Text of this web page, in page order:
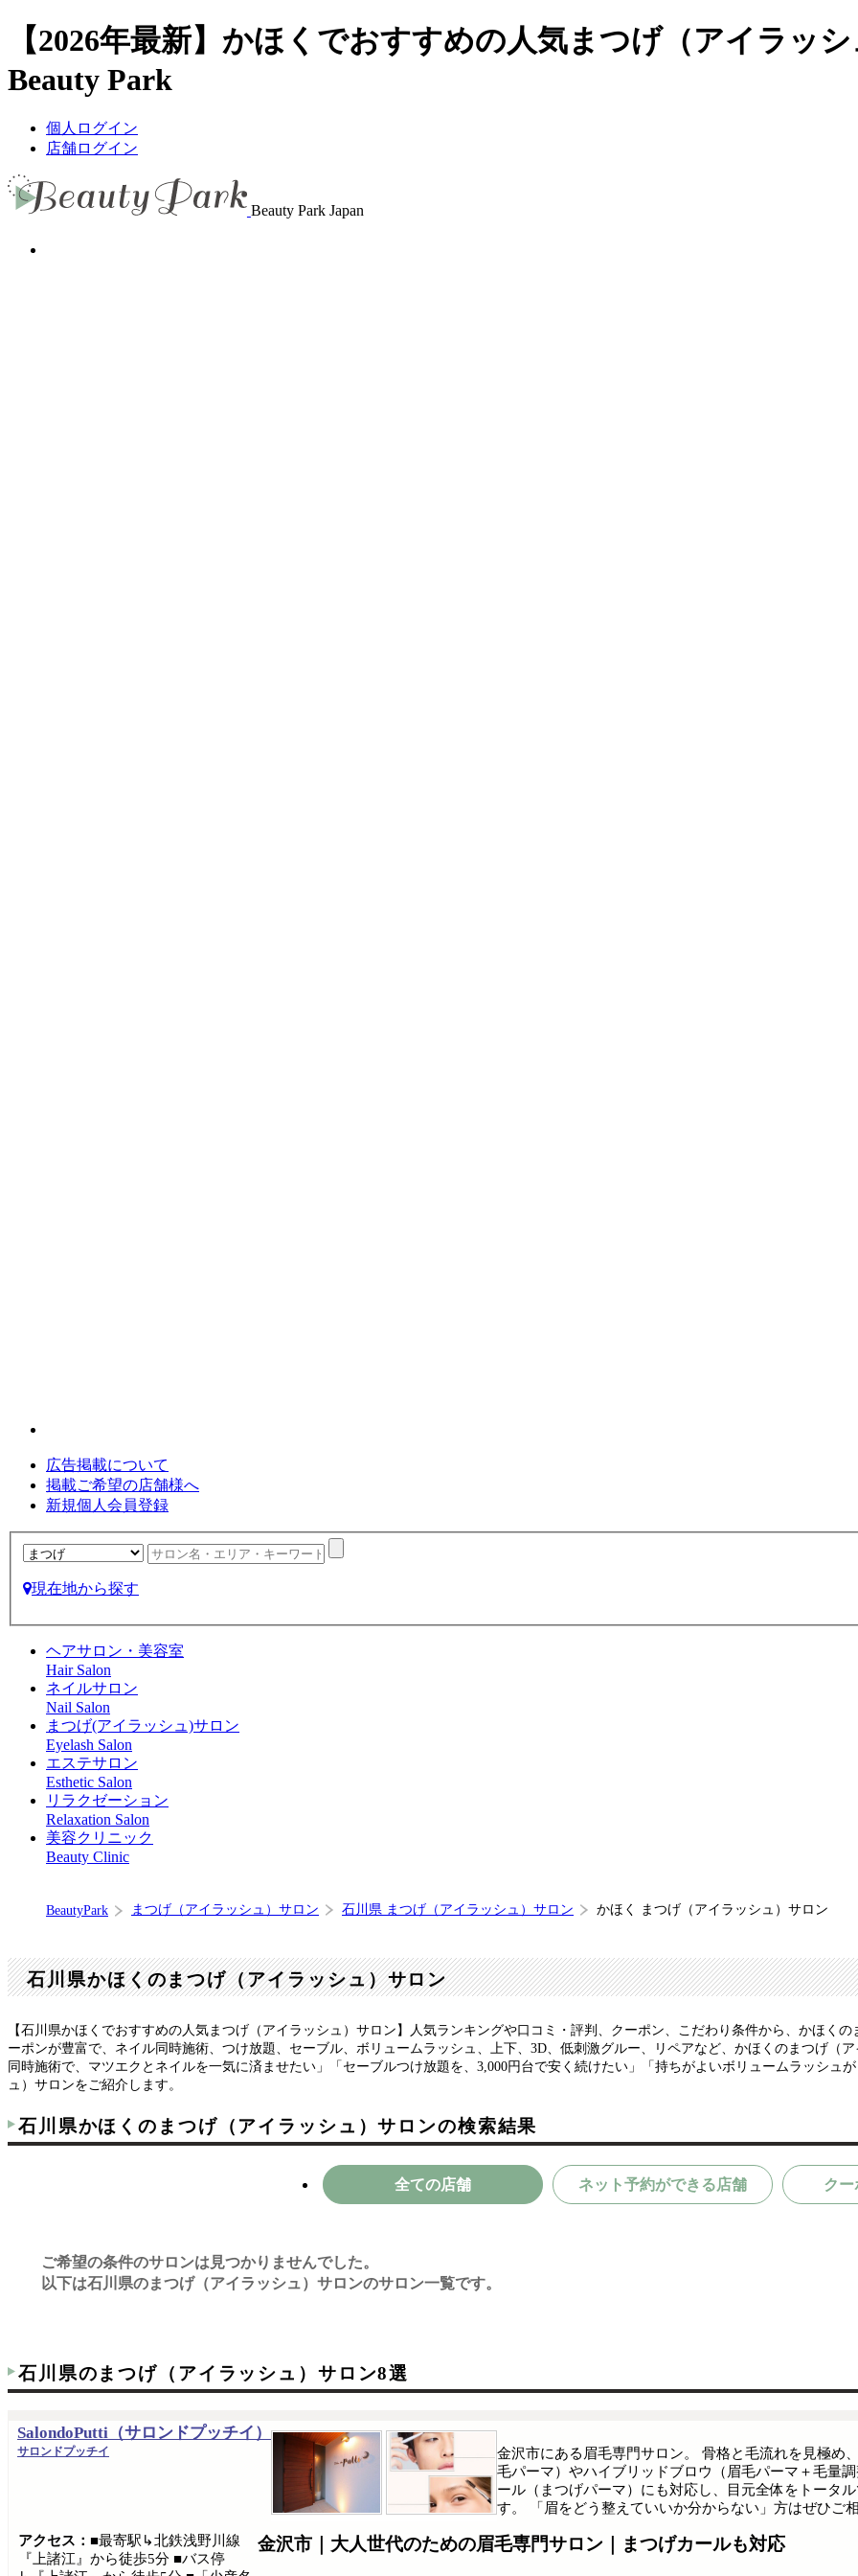
【2026年最新】かほくでおすすめの人気まつげ（アイラッ
Beauty Park
個人ログイン
店舗ログイン
Beauty Park Japan
広告掲載について
掲載ご希望の店舗様へ
新規個人会員登録
現在地から探す
ヘアサロン・美容室
Hair Salon
ネイルサロン
Nail Salon
まつげ(アイラッシュ)サロン
Eyelash Salon
エステサロン
Esthetic Salon
リラクゼーション
Relaxation Salon
美容クリニック
Beauty Clinic
BeautyPark まつげ（アイラッシュ）サロン 石川県 まつげ（アイラッシュ）サロン かほく まつげ（アイラッシュ）サロン
石川県かほくのまつげ（アイラッシュ）サロン
【石川県かほくでおすすめの人気まつげ（アイラッシュ）サロン】人気ランキングや口コミ・評判、クーポン、こだわり条件から、かほく
ーポンが豊富で、ネイル同時施術、つけ放題、セーブル、ボリュームラッシュ、上下、3D、低刺激グルー、リペアなど、かほくのまつげ（
同時施術で、マツエクとネイルを一気に済ませたい」「セーブルつけ放題を、3,000円台で安く続けたい」「持ちがよいボリュームラッシュ
ュ）サロンをご紹介します。
石川県かほくのまつげ（アイラッシュ）サロンの検索結果
全ての店舗 ネット予約ができる店舗 クー
ご希望の条件のサロンは見つかりませんでした。
以下は石川県のまつげ（アイラッシュ）サロンのサロン一覧です。
石川県のまつげ（アイラッシュ）サロン8選
SalondoPutti（サロンドプッチイ）
サロンドプッチイ
金沢市｜大人世代のための眉毛専門サロン｜まつげカールも対応
金沢市にある眉毛専門サロン。 骨格と毛流れを見極め
毛パーマ）やハイブリッドブロウ（眉毛パーマ＋毛量
ール（まつげパーマ）にも対応し、目元全体をトータ
す。 「眉をどう整えていいか分からない」方はぜひご
アクセス： ■最寄駅↳北鉄浅野川線
『上諸江』から徒歩5分 ■バス停